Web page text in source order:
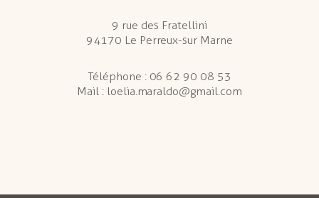
9 rue des Fratellini
94170 Le Perreux-sur Marne
Téléphone : 06 62 90 08 53
Mail : loelia.maraldo@gmail.com